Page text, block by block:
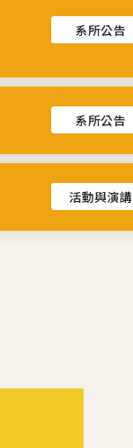
系所公告
系所公告
活動與演講